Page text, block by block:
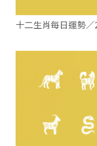
十二生肖每日運勢／